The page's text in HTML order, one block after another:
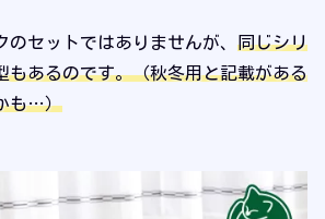
のセットではありませんが、 同じシリ
もあるのです。（秋冬用と記載がある
も…）